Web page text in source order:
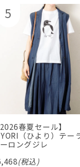
2026春夏セール】
（ひより）テー
ロングジレ
(税込)